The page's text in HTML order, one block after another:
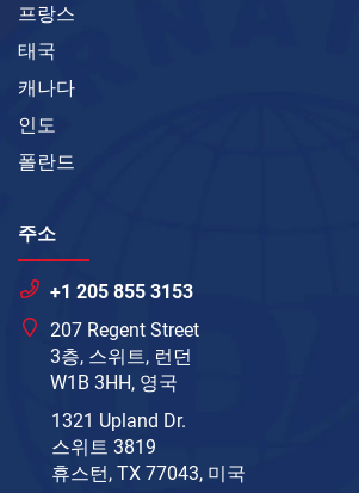
프랑스
태국
캐나다
인도
폴란드
주소
+1 205 855 3153
207 Regent Street
3층, 스위트, 런던
W1B 3HH, 영국
1321 Upland Dr.
스위트 3819
휴스턴, TX 77043, 미국